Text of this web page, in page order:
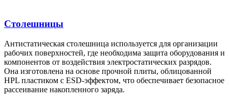
Столешницы
Антистатическая столешница используется для организации
рабочих поверхностей, где необходима защита оборудования и
компонентов от воздействия электростатических разрядов.
Она изготовлена на основе прочной плиты, облицованной
HPL пластиком с ESD-эффектом, что обеспечивает безопасное
рассеивание накопленного заряда.